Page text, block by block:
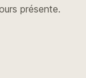
présente.